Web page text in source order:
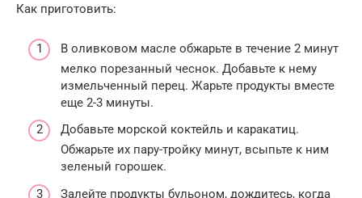
Как приготовить:
В оливковом масле обжарьте в течение 2 минут
мелко порезанный чеснок. Добавьте к нему
измельченный перец. Жарьте продукты вместе
еще 2-3 минуты.
Добавьте морской коктейль и каракатиц.
Обжарьте их пару-тройку минут, всыпьте к ним
зеленый горошек.
Залейте продукты бульоном, дождитесь, когда